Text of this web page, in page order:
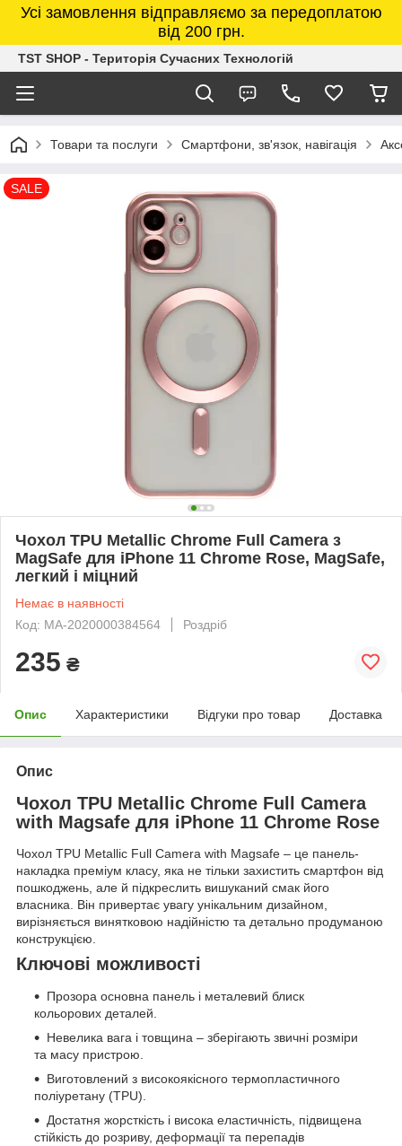
Усі замовлення відправляємо за передоплатою
від 200 грн.
TST SHOP - Територія Сучасних Технологій
Товари та послуги Смартфони, зв'язок, навігація
SALE
Чохол TPU Metallic Chrome Full Camera з
MagSafe для iPhone 11 Chrome Rose, MagSafe,
легкий і міцний
Немає в наявності
Код: MA-2020000384564
Роздріб
235 ₴
Опис Характеристики Відгуки про товар Доставка
Опис
Чохол TPU Metallic Chrome Full Camera
with Magsafe для iPhone 11 Chrome Rose
Чохол TPU Metallic Full Camera with Magsafe – це панель-
накладка преміум класу, яка не тільки захистить смартфон від
пошкоджень, але й підкреслить вишуканий смак його
власника. Він привертає увагу унікальним дизайном,
вирізняється винятковою надійністю та детально продуманою
конструкцією.
Ключові можливості
Прозора основна панель і металевий блиск
кольорових деталей.
Невелика вага і товщина – зберігають звичні розміри
та масу пристрою.
Виготовлений з високоякісного термопластичного
поліуретану (TPU).
Достатня жорсткість і висока еластичність, підвищена
стійкість до розриву, деформації та перепадів